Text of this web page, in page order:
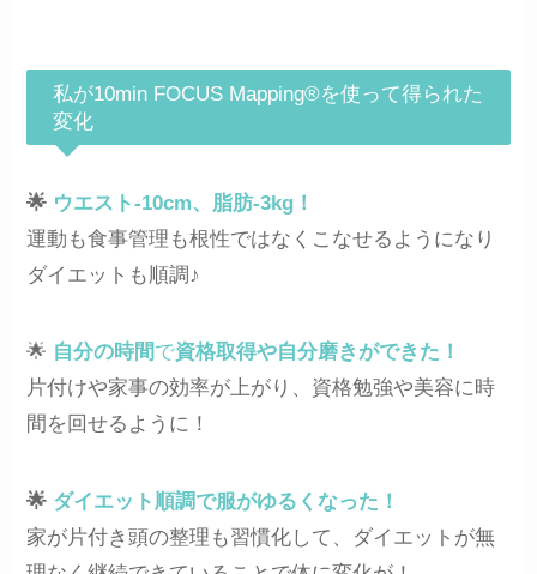
私が10min FOCUS Mapping®を使って得られた
変化
🌟 ウエスト-10cm、脂肪-3kg ！
運動も食事管理も根性ではなくこなせるようになり
ダイエットも順調♪
🌟 自分の時間で資格取得や自分磨きができた！
片付けや家事の効率が上がり、資格勉強や美容に時
間を回せるように！
🌟 ダイエット順調で服がゆるくなった！
家が片付き頭の整理も習慣化して、ダイエットが無